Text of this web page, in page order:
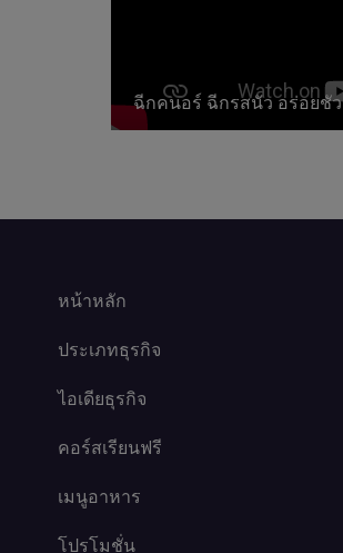
ฉีกคนอร์ ฉีกรสนัว อร่อยชั
หน้าหลัก
ประเภทธุรกิจ
ไอเดียธุรกิจ
คอร์สเรียนฟรี
เมนูอาหาร
โปรโมชั่น